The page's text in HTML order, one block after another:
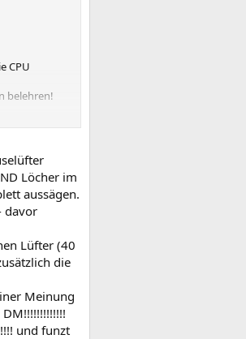
CPU
belehren!
Löcher im
aussägen.
davor
Lüfter (40
die
Meinung
und funzt